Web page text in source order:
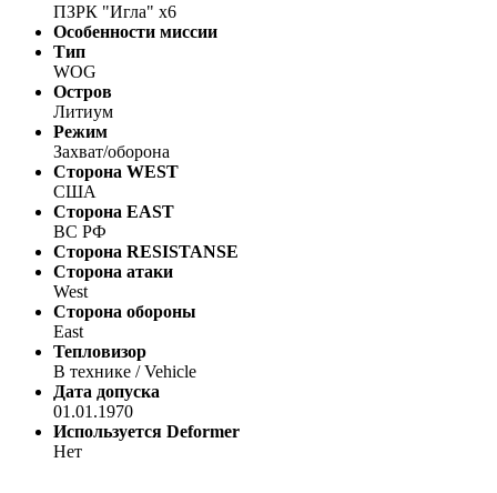
ПЗРК "Игла" х6
Особенности миссии
Тип
WOG
Остров
Литиум
Режим
Захват/оборона
Сторона WEST
США
Сторона EAST
ВС РФ
Сторона RESISTANSE
Сторона атаки
West
Сторона обороны
East
Тепловизор
В технике / Vehicle
Дата допуска
01.01.1970
Используется Deformer
Нет